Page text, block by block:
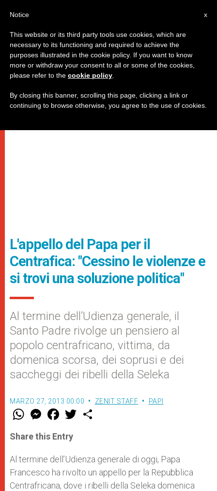
L'appello del Papa per il
Centrafica: "Cessino le violenze e
si trovi una soluzione politica"
Al termine dell’Udienza generale, il
Santo Padre rivolge un pensiero al
popolo centrafricano, vittima, da
domenica scorsa, dei soprusi e dei
saccheggi dei ribelli della Seleka
MARZO 27, 2013 00:00 ZENIT STAFF PAPI
W
t
s
p
p
M
e
s
e
g
e
r
F
a
e
b
o
k
w
r
Share this Entry
Al termine dell’Udienza generale di oggi, Papa
Francesco ha rivolto un appello per la Repubblica
Centrafricana, dove i ribelli della Seleka domenica
x
Notice
This website or its third party tools use cookies, which are
necessary to its functioning and required to achieve the
purposes illustrated in the cookie policy. If you want to know
more or withdraw your consent to all or some of the cookies,
please refer to the cookie policy
By closing this banner, scrolling this page, clicking a link or
continuing to browse otherwise, you agree to the use of cookies.